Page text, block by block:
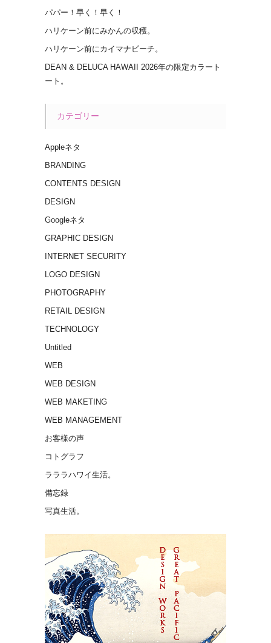
パパー！早く！早く！
ハリケーン前にみかんの収穫。
ハリケーン前にカイマナビーチ。
DEAN & DELUCA HAWAII 2026年の限定カラート
ート。
カテゴリー
Appleネタ
BRANDING
CONTENTS DESIGN
DESIGN
Googleネタ
GRAPHIC DESIGN
INTERNET SECURITY
LOGO DESIGN
PHOTOGRAPHY
RETAIL DESIGN
TECHNOLOGY
Untitled
WEB
WEB DESIGN
WEB MAKETING
WEB MANAGEMENT
お客様の声
コトグラフ
ラララハワイ生活。
備忘録
写真生活。